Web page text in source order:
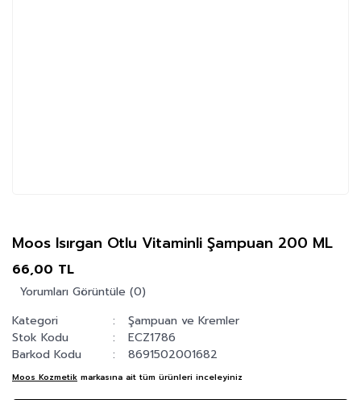
Moos Isırgan Otlu Vitaminli Şampuan 200 ML
66,00 TL
Yorumları Görüntüle (0)
Kategori
Şampuan ve Kremler
Stok Kodu
ECZ1786
Barkod Kodu
8691502001682
Moos Kozmetik markasına ait tüm ürünleri inceleyiniz